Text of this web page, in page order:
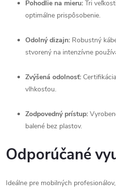
Pohodlie na mieru: Tri
optimálne prispôsobenie.
Odolný dizajn: Robustný
stvorený na intenzívne
Zvýšená odolnosť:
vlhkosťou.
Zodpovedný prístup:
balené bez plastov.
Odporúčané
Ideálne pre mobilných